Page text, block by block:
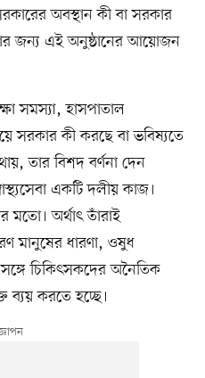
অবস্থান কী বা সরকার
জন্য এই অনুষ্ঠানের আয়োজন
সমস্যা, হাসপাতাল
সরকার কী করছে বা ভবিষ্যতে
তার বিশদ বর্ণনা দেন
একটি দলীয় কাজ।
মতো। অর্থাৎ তাঁরাই
মানুষের ধারণা, ওষুধ
সঙ্গে চিকিৎসকদের অনৈতিক
ব্যয় করতে হচ্ছে।